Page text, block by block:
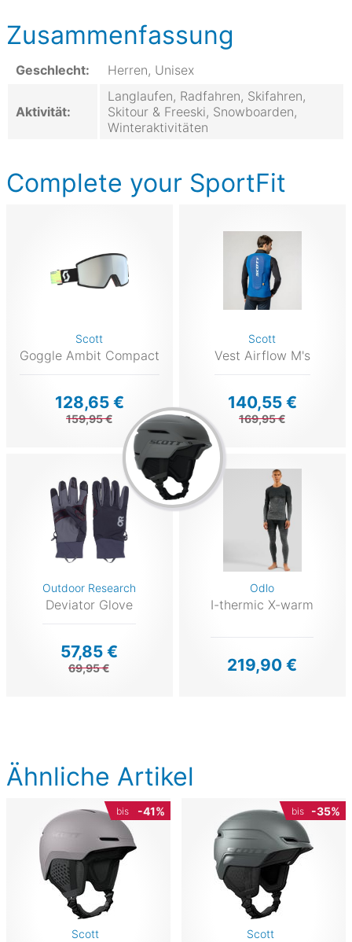
Zusammenfassung
Geschlecht: Herren, Unisex
Aktivität:
Langlaufen, Radfahren, Skifahren,
Skitour & Freeski, Snowboarden,
Winteraktivitäten
Complete your SportFit
Scott
Goggle Ambit Compact
128,65 €
159,95 €
Scott
Vest Airflow M's
140,55 €
169,95 €
Outdoor Research
Deviator Glove
57,85 €
69,95 €
Odlo
I-thermic X-warm
219,90 €
Ähnliche Artikel
bis -41%
Scott
bis -35%
Scott